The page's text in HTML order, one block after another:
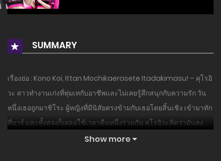
SUMMARY
เรื่องย่อ : Kono Koi, Ittan Mochikaerasete Itadakimasu! – คุโรอิ
วะ สาวทำงานเก่งที่ทุ่มเทกับอาชีพและไม่เคยรู้สึกสนุกกับความรัก วัน
หนึ่งเธอถูกมาชิโระ ผู้หญิงที่มีนิสัยตรงข้ามกับเธอโดยสิ้นเชิง เข้ามาทัก
ที่บาร์ และทั้งสองก็เผลอใช้เวลาคืนหนึ่งร่วมกัน คุโรอิวะคิดว่ามันคง
เป็นเพียงความผิดพลาดชั่วคืนเท่านั้น แต่แล้วเธอก็ได้รู้ว่าแท้จริงมาชิ
Show more